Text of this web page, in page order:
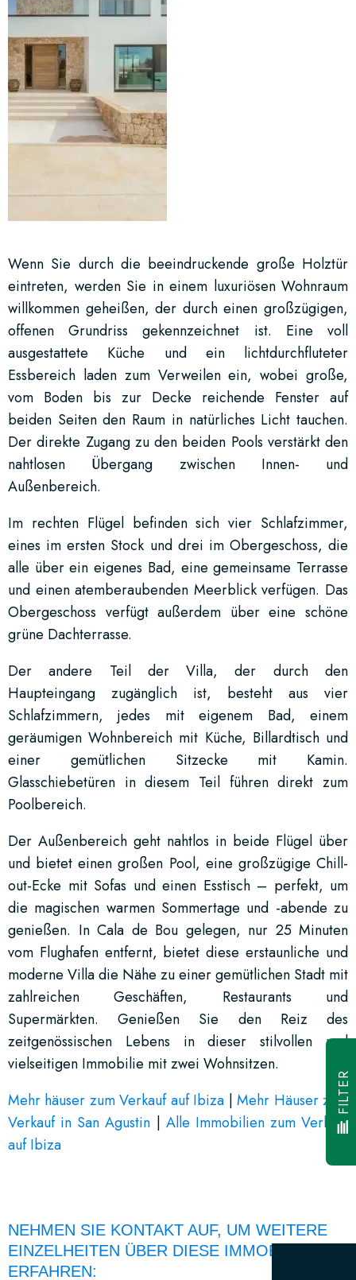
Wenn Sie durch die beeindruckende große Holztür
eintreten, werden Sie in einem luxuriösen Wohnraum
willkommen geheißen, der durch einen großzügigen,
offenen Grundriss gekennzeichnet ist. Eine voll
ausgestattete Küche und ein lichtdurchfluteter
Essbereich laden zum Verweilen ein, wobei große,
vom Boden bis zur Decke reichende Fenster auf
beiden Seiten den Raum in natürliches Licht tauchen.
Der direkte Zugang zu den beiden Pools verstärkt den
nahtlosen Übergang zwischen Innen- und
Außenbereich.
Im rechten Flügel befinden sich vier Schlafzimmer,
eines im ersten Stock und drei im Obergeschoss, die
alle über ein eigenes Bad, eine gemeinsame Terrasse
und einen atemberaubenden Meerblick verfügen. Das
Obergeschoss verfügt außerdem über eine schöne
grüne Dachterrasse.
Der andere Teil der Villa, der durch den
Haupteingang zugänglich ist, besteht aus vier
Schlafzimmern, jedes mit eigenem Bad, einem
geräumigen Wohnbereich mit Küche, Billardtisch und
einer gemütlichen Sitzecke mit Kamin.
Glasschiebetüren in diesem Teil führen direkt zum
Poolbereich.
Der Außenbereich geht nahtlos in beide Flügel über
und bietet einen großen Pool, eine großzügige Chill-
out-Ecke mit Sofas und einen Esstisch – perfekt, um
die magischen warmen Sommertage und -abende zu
genießen. In Cala de Bou gelegen, nur 25 Minuten
vom Flughafen entfernt, bietet diese erstaunliche und
moderne Villa die Nähe zu einer gemütlichen Stadt mit
zahlreichen Geschäften, Restaurants und
Supermärkten. Genießen Sie den Reiz des
zeitgenössischen Lebens in dieser stilvollen und
vielseitigen Immobilie mit zwei Wohnsitzen.
Mehr häuser zum Verkauf auf Ibiza |Mehr Häuser zum
Verkauf in San Agustin | Alle Immobilien zum Verkauf
auf Ibiza
NEHMEN SIE KONTAKT AUF, UM WEITERE
EINZELHEITEN ÜBER DIESE IMMOBILIE ZU
ERFAHREN:
FILTER